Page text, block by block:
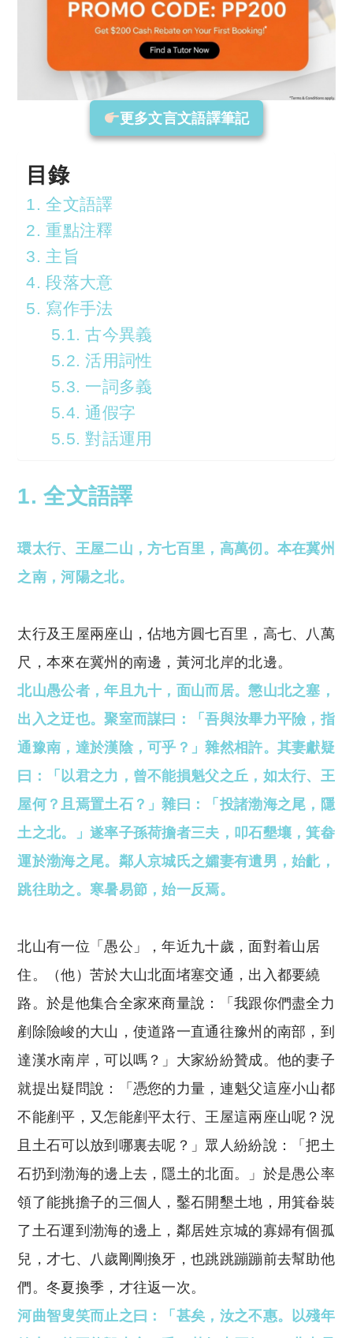
更多文言文語譯筆記
目錄
1. 全文語譯
2. 重點注釋
3. 主旨
4. 段落大意
5. 寫作手法
5.1. 古今異義
5.2. 活用詞性
5.3. 一詞多義
5.4. 通假字
5.5. 對話運用
1. 全文語譯
環太行、王屋二山，方七百里，高萬仞。本在冀州
之南，河陽之北。
太行及王屋兩座山，佔地方圓七百里，高七、八萬
尺，本來在冀州的南邊，黃河北岸的北邊。
北山愚公者，年且九十，面山而居。懲山北之塞，
出入之迂也。聚室而謀曰：「吾與汝畢力平險，指
通豫南，達於漢陰，可乎？」雜然相許。其妻獻疑
曰：「以君之力，曾不能損魁父之丘，如太行、王
屋何？且焉置土石？」雜曰：「投諸渤海之尾，隱
土之北。」遂率子孫荷擔者三夫，叩石墾壤，箕畚
運於渤海之尾。鄰人京城氏之孀妻有遺男，始齔，
跳往助之。寒暑易節，始一反焉。
北山有一位「愚公」，年近九十歲，面對着山居
住。（他）苦於大山北面堵塞交通，出入都要繞
路。於是他集合全家來商量說：「我跟你們盡全力
剷除險峻的大山，使道路一直通往豫州的南部，到
達漢水南岸，可以嗎？」大家紛紛贊成。他的妻子
就提出疑問說：「憑您的力量，連魁父這座小山都
不能剷平，又怎能剷平太行、王屋這兩座山呢？況
且土石可以放到哪裏去呢？」眾人紛紛說：「把土
石扔到渤海的邊上去，隱土的北面。」於是愚公率
領了能挑擔子的三個人，鑿石開墾土地，用箕畚裝
了土石運到渤海的邊上，鄰居姓京城的寡婦有個孤
兒，才七、八歲剛剛換牙，也跳跳蹦蹦前去幫助他
們。冬夏換季，才往返一次。
河曲智叟笑而止之曰：「甚矣，汝之不惠。以殘年